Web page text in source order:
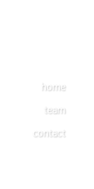
home
team
contact